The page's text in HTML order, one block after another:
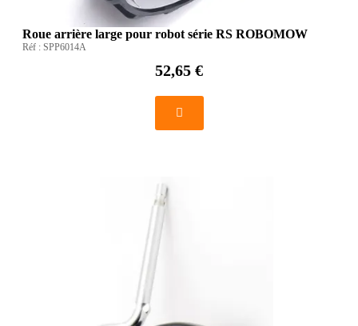
Roue arrière large pour robot série RS ROBOMOW
Réf : SPP6014A
52,65 €